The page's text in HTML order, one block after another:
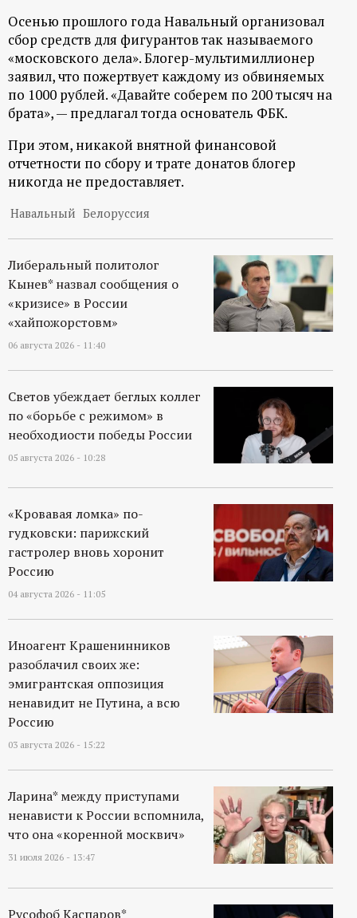
Осенью прошлого года Навальный организовал
сбор средств для фигурантов так называемого
«московского дела». Блогер-мультимиллионер
заявил, что пожертвует каждому из обвиняемых
по 1000 рублей. «Давайте соберем по 200 тысяч на
брата», — предлагал тогда основатель ФБК.
При этом, никакой внятной финансовой
отчетности по сбору и трате донатов блогер
никогда не предоставляет.
Навальный Белоруссия
Либеральный политолог
Кынев* назвал сообщения о
«кризисе» в России
«хайпожорстовм»
06 августа 2026 - 11:40
Светов убеждает беглых коллег
по «борьбе с режимом» в
необходиости победы России
05 августа 2026 - 10:28
«Кровавая ломка» по-
гудковски: парижский
гастролер вновь хоронит
Россию
04 августа 2026 - 11:05
Иноагент Крашенинников
разоблачил своих же:
эмигрантская оппозиция
ненавидит не Путина, а всю
Россию
03 августа 2026 - 15:22
Ларина* между приступами
ненависти к России вспомнила,
что она «коренной москвич»
31 июля 2026 - 13:47
Русофоб Каспаров*